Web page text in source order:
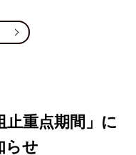
重点期間」に
らせ